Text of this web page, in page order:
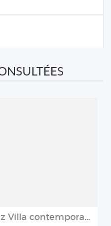
A vendre Saint-Tropez Villa contemporaine neuve